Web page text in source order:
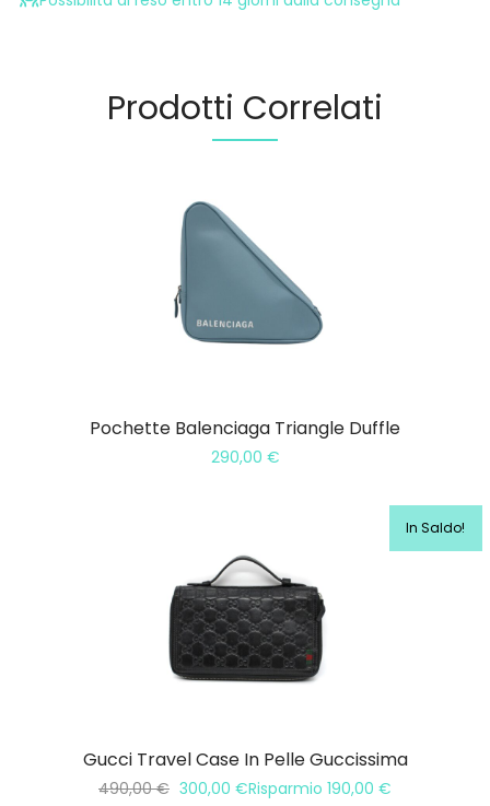
Prodotti Correlati
Pochette Balenciaga Triangle Duffle
290,00 €
In Saldo!
Gucci Travel Case In Pelle Guccissima
490,00€ 300,00 €Risparmio 190,00 €